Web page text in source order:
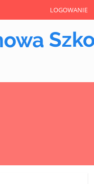
LOGOWANIE